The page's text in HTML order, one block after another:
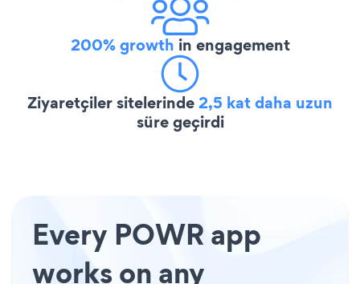
200% growth in engagement
Ziyaretçiler sitelerinde2,5 kat daha uzun
süre geçirdi
Every POWR app
works on any